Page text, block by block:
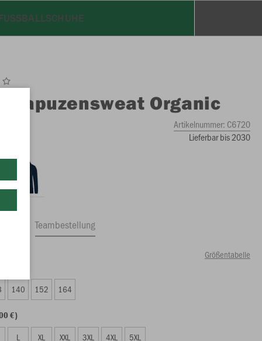
Kapuzensweat Organic
Artikelnummer: C6720
Lieferbar bis 2030
Teambestellung
Größentabelle
140 152 164
€)
L XL XXL 3XL 4XL 5XL